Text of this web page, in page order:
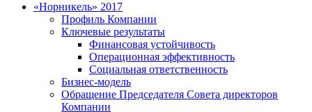
«Норникель» 2017
Профиль Компании
Ключевые результаты
Финансовая устойчивость
Операционная эффективность
Социальная ответственность
Бизнес-модель
Обращение Председателя Совета директоров
Компании